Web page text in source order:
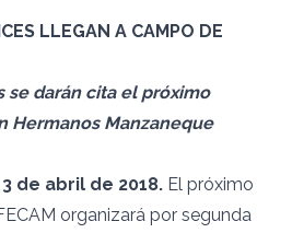
LLEGAN A CAMPO DE
se darán cita el próximo
Hermanos Manzaneque
de abril de 2018. El próximo
organizará por segunda